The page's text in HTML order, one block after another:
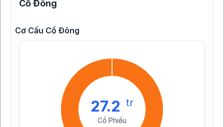
Cổ Đông
Cơ Cấu Cổ Đông
27.2 tr
Cổ Phiếu